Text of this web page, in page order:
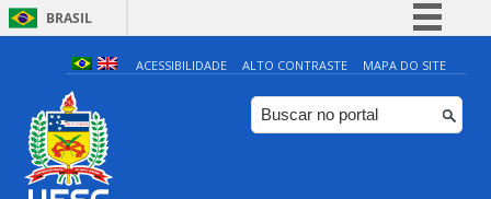
BRASIL
Simplifique!
Comunica BR
Participe
ACESSIBILIDADE ALTO CONTRASTE MAPA DO SITE